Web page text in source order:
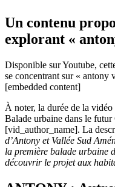
Un contenu
explorant «
Disponible sur Youtube,
se concentrant sur « antony
[embedded content]
À noter, la durée de la vidéo
Balade urbaine dans le
[vid_author_name]. La
d’Antony et Vallée Sud
la première balade urbaine
découvrir le projet aux